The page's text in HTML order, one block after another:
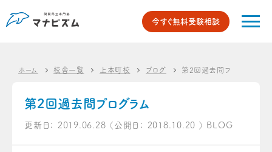
今すぐ無料受験相談
ホーム 校舎一覧 上本町校 ブログ 第2回過去問プログラム
第2回過去問プログラム
更新日： 2019.06.28 （公開日： 2018.10.20 ） BLOG